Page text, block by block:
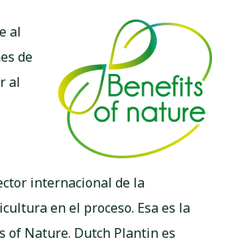
al
de
al
internacional de la
en el proceso. Esa es la
of Nature. Dutch Plantin es